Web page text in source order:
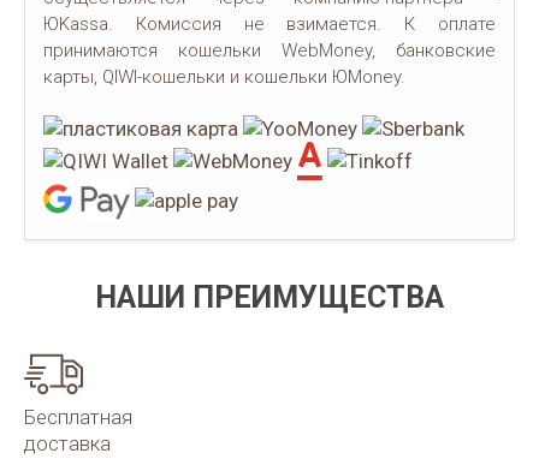
ЮKassa. Комиссия не взимается. К оплате
принимаются кошельки WebMoney, банковские
карты, QIWI-кошельки и кошельки ЮMoney.
НАШИ ПРЕИМУЩЕСТВА
Бесплатная
доставка